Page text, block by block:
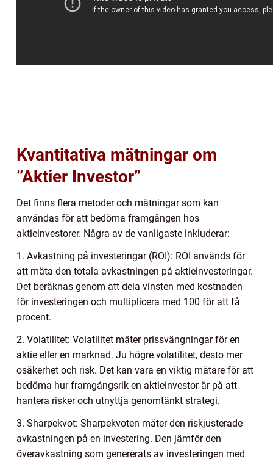
Kvantitativa mätningar om
”Aktier Investor”
Det finns flera metoder och mätningar som kan
användas för att bedöma framgången hos
aktieinvestorer. Några av de vanligaste inkluderar:
1. Avkastning på investeringar (ROI): ROI används för
att mäta den totala avkastningen på aktieinvesteringar.
Det beräknas genom att dela vinsten med kostnaden
för investeringen och multiplicera med 100 för att få
procent.
2. Volatilitet: Volatilitet mäter prissvängningar för en
aktie eller en marknad. Ju högre volatilitet, desto mer
osäkerhet och risk. Det kan vara en viktig mätare för att
bedöma hur framgångsrik en aktieinvestor är på att
hantera risker och utnyttja genomtänkt strategi.
3. Sharpekvot: Sharpekvoten mäter den riskjusterade
avkastningen på en investering. Den jämför den
överavkastning som genererats av investeringen med